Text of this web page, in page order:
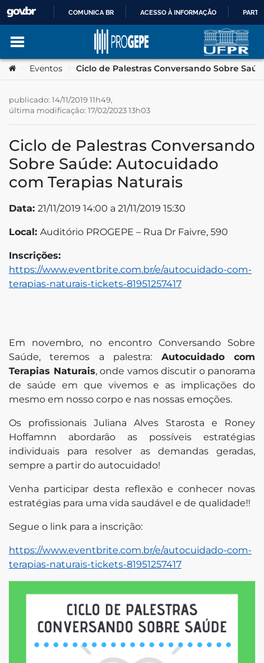
Ir para o conteúdo
IR
PARA
COMUNICA BR ACESSO À INFORMAÇÃO
portal
Você está aqui:
Eventos Ciclo de Palestras Conversando Sobre
Ciclo de Palestras Conversando
Sobre Saúde: Autocuidado
com Terapias Naturais
publicado: 14/11/2019 11h49,
última modificação: 17/02/2023 13h03
Data: 21/11/2019 14:00 a 21/11/2019 15:30
Local: Auditório PROGEPE – Rua Dr Faivre, 590
Inscrições:
https://www.eventbrite.com.br/e/autocuidado-com-
terapias-naturais-tickets-81951257417
Em novembro, no encontro Conversando Sobre
Saúde, teremos a palestra: Autocuidado com
Terapias Naturais, onde vamos discutir o panorama
de saúde em que vivemos e as implicações do
mesmo em nosso corpo e nas nossas emoções.
Os profissionais Juliana Alves Starosta e Roney
Hoffamnn abordarão as possíveis estratégias
individuais para resolver as demandas geradas,
sempre a partir do autocuidado!
Venha participar desta reflexão e conhecer novas
estratégias para uma vida saudável e de qualidade!!
Segue o link para a inscrição:
https://www.eventbrite.com.br/e/autocuidado-com-
terapias-naturais-tickets-81951257417